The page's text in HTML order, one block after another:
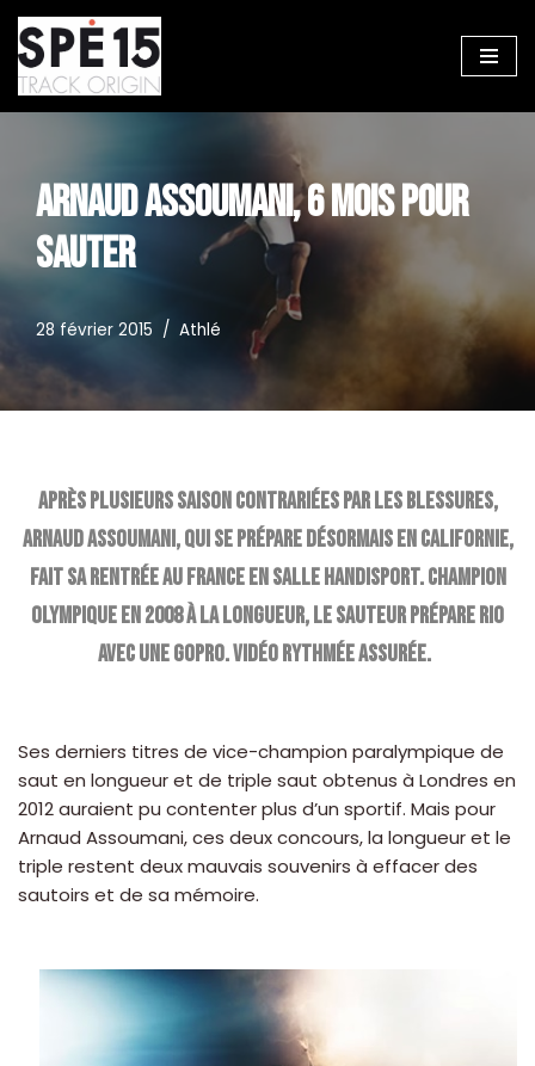
Aller
au
ARNAUD ASSOUMANI, 6 MOIS POUR
SAUTER
28 février 2015 Athlé
Après plusieurs saison contrariées par les blessures,
Arnaud Assoumani, qui se prépare désormais en Californie,
fait sa rentrée au France en salle handisport. Champion
olympique en 2008 à la longueur, le sauteur prépare Rio
avec une GoPro. Vidéo rythmée assurée.
Ses derniers titres de vice-champion paralympique de
saut en longueur et de triple saut obtenus à Londres en
2012 auraient pu contenter plus d’un sportif. Mais pour
Arnaud Assoumani, ces deux concours, la longueur et le
triple restent deux mauvais souvenirs à effacer des
sautoirs et de sa mémoire.